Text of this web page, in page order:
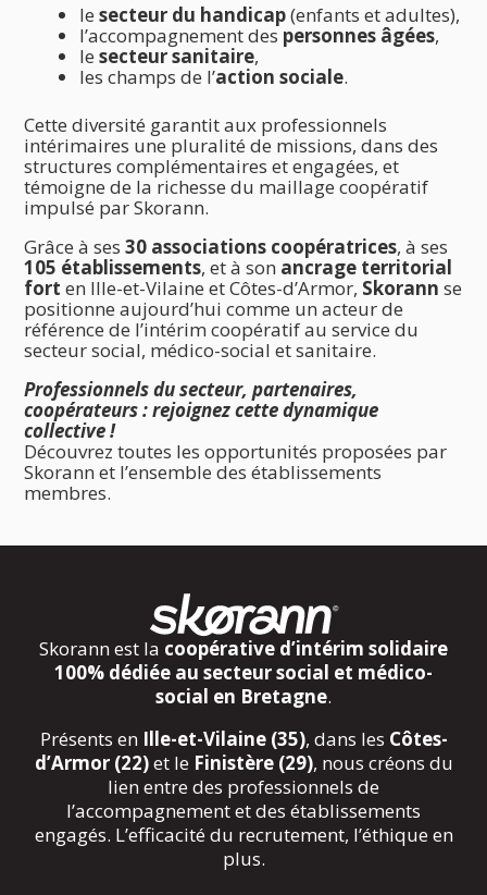
le secteur du handicap(enfants et adultes),
l’accompagnement des personnes âgées,
le secteur sanitaire,
les champs de l’action sociale.
Cette diversité garantit aux professionnels
intérimaires une pluralité de missions, dans des
structures complémentaires et engagées, et
témoigne de la richesse du maillage coopératif
impulsé par Skorann.
Grâce à ses 30 associations coopératrices, à ses
105 établissements, et à son ancrage territorial
fort en Ille-et-Vilaine et Côtes-d’Armor, Skorann se
positionne aujourd’hui comme un acteur de
référence de l’intérim coopératif au service du
secteur social, médico-social et sanitaire.
Professionnels du secteur, partenaires,
coopérateurs : rejoignez cette dynamique
collective !
Découvrez toutes les opportunités proposées par
Skorann et l’ensemble des établissements
membres.
Skorann est la coopérative d’intérim solidaire
100% dédiée au secteur social et médico-
social en Bretagne.
Présents en Ille-et-Vilaine (35), dans les Côtes-
d’Armor (22)et le Finistère (29), nous créons du
lien entre des professionnels de
l’accompagnement et des établissements
engagés. L’efficacité du recrutement, l’éthique en
plus.